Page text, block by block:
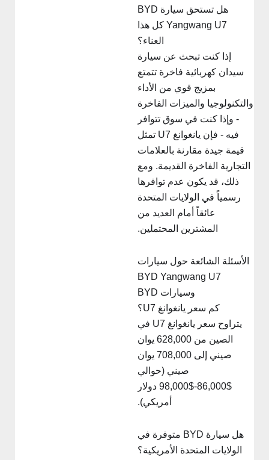
هل تستحق سيارة BYD
Yangwang U7 كل هذا
العناء؟
إذا كنت تبحث عن سيارة
سيدان كهربائية فاخرة تتمتع
بمزيج قوي من الأداء
والميزات الفاخرة
- وإذا كنت في سوق تتوافر
فيه - فإن يانغوانغ U7 تمثل
قيمة جيدة مقارنة بالعلامات
التجارية الفاخرة القديمة. ومع
ذلك، قد يكون عدم توافرها
رسمياً في الولايات المتحدة
عائقاً أمام العديد من
المشترين المحتملين.
الأسئلة الشائعة حول سيارات
BYD Yangwang U7
وسيارات BYD
كم سعر يانغوانغ U7؟
يتراوح سعر يانغوانغ U7 في
الصين من 628,000 يوان
صيني إلى 708,000 يوان
صيني (حوالي
$86,000-$98,000 دولار
أمريكي).
هل سيارة BYD متوفرة في
الولايات المتحدة الأمريكية؟